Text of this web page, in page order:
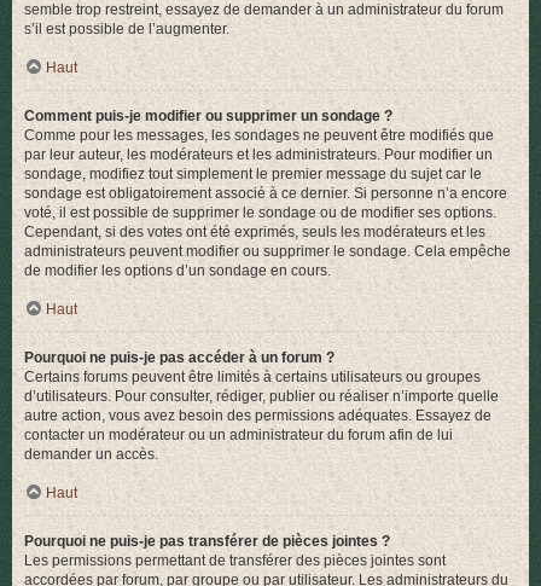
semble trop restreint, essayez de demander à un administrateur du forum
s’il est possible de l’augmenter.
Haut
Comment puis-je modifier ou supprimer un sondage ?
Comme pour les messages, les sondages ne peuvent être modifiés que
par leur auteur, les modérateurs et les administrateurs. Pour modifier un
sondage, modifiez tout simplement le premier message du sujet car le
sondage est obligatoirement associé à ce dernier. Si personne n’a encore
voté, il est possible de supprimer le sondage ou de modifier ses options.
Cependant, si des votes ont été exprimés, seuls les modérateurs et les
administrateurs peuvent modifier ou supprimer le sondage. Cela empêche
de modifier les options d’un sondage en cours.
Haut
Pourquoi ne puis-je pas accéder à un forum ?
Certains forums peuvent être limités à certains utilisateurs ou groupes
d’utilisateurs. Pour consulter, rédiger, publier ou réaliser n’importe quelle
autre action, vous avez besoin des permissions adéquates. Essayez de
contacter un modérateur ou un administrateur du forum afin de lui
demander un accès.
Haut
Pourquoi ne puis-je pas transférer de pièces jointes ?
Les permissions permettant de transférer des pièces jointes sont
accordées par forum, par groupe ou par utilisateur. Les administrateurs du